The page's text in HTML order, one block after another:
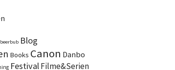
Blog
Books Canon Danbo
FestivalFilme&Serien